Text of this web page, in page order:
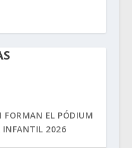
FORMAN EL PÓDIUM
INFANTIL 2026